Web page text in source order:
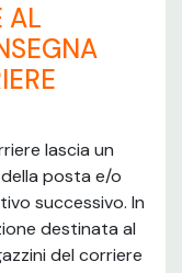
AL
lascia un
posta e/o
successivo. In
destinata al
del corriere